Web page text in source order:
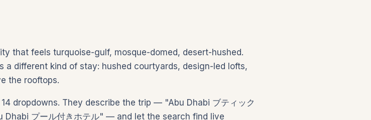
that feels turquoise-gulf, mosque-domed, desert-hushed.
a different kind of stay: hushed courtyards, design-led lofts,
the rooftops.
dropdowns. They describe the trip — "Abu Dhabi ブティック
Dhabi プール付きホテル" — and let the search find live